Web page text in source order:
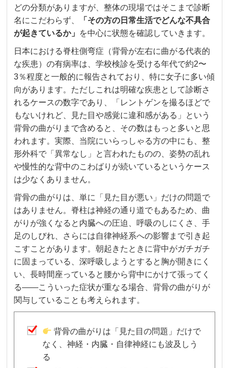
どの分類がありますが、整体の現場ではそこまで診断
名にこだわらず、
「その方の日常生活でどんな不具合
が起きているか」
を中心に状態を確認していきます。
日本における脊柱側弯症（背骨が左右に曲がる代表的
な疾患）の有病率は、学校検診を受ける年代で約2〜
3％程度と一般的に報告されており、特に女子に多い傾
向があります。ただしこれは明確な疾患として診断さ
れるケースの数字であり、「レントゲンを撮るほどで
もないけれど、見た目や感覚に違和感がある」という
背骨の曲がりまで含めると、その数はもっと多いと思
われます。実際、当院にいらっしゃる方の中にも、整
形外科で「異常なし」と言われたものの、姿勢の乱れ
や慢性的な背中のこわばりが続いているというケース
は少なくありません。
背骨の曲がりは、単に「見た目が悪い」だけの問題で
はありません。脊柱は神経の通り道でもあるため、曲
がりが強くなると内臓への圧迫、呼吸のしにくさ、手
足のしびれ、さらには自律神経系への影響まで引き起
こすことがあります。朝起きたときに背中がガチガチ
に固まっている、深呼吸しようとすると胸が開きにく
い、長時間座っていると腰から背中にかけて張ってく
る——こういった症状が重なる場合、背骨の曲がりが
関与していることも考えられます。
背骨の曲がりは「見た目の問題」だけで
なく、神経・内臓・自律神経にも波及しう
る